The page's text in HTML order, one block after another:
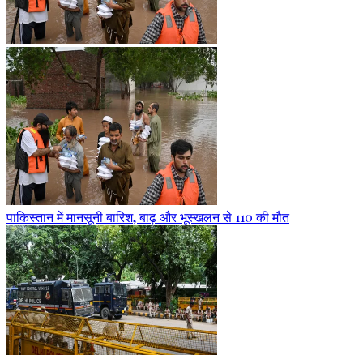
पाकिस्तान में मानसूनी बारिश, बाढ़ और भूस्खलन से 110 की मौत